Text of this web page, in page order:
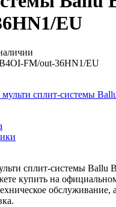
EU
FM/out-36HN1/EU
сплит-системы Ballu
купить на
обслуживание,